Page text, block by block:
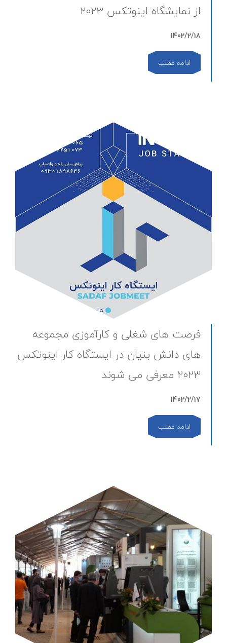
از نمایشگاه اینوتکس 2023
1402/2/18
ادامه مطلب
فرصت های شغلی و کارآموزی مجموعه
های دانش بنیان در ایستگاه کار اینوتکس
2023 معرفی می شوند
1402/2/17
ادامه مطلب